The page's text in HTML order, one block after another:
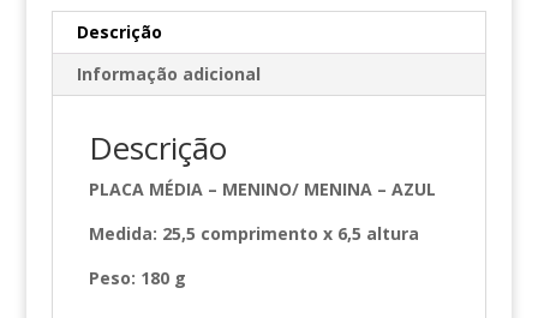
Descrição
Informação adicional
Descrição
PLACA MÉDIA – MENINO/ MENINA – AZUL
Medida: 25,5 comprimento x 6,5 altura
Peso: 180 g